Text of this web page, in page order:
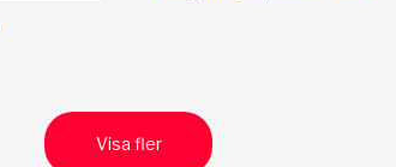
Visa fler